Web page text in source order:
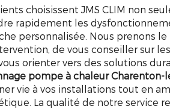
choisissent JMS CLIM non
rapidement les
personnalisée. Nous prenons
de vous conseiller sur
orienter vers des solutions
pompe à chaleur Charenton-
vie à vos installations tout en
La qualité de notre service